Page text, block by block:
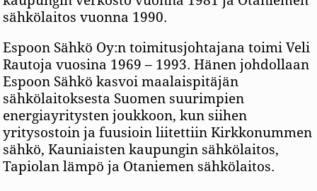
sähkölaitos vuonna 1990.
Espoon Sähkö Oy:n toimitusjohtajana toimi Veli
Rautoja vuosina 1969 – 1993. Hänen johdollaan
Espoon Sähkö kasvoi maalaispitäjän
sähkölaitoksesta Suomen suurimpien
energiayritysten joukkoon, kun siihen
yritysostoin ja fuusioin liitettiin Kirkkonummen
sähkö, Kauniaisten kaupungin sähkölaitos,
Tapiolan lämpö ja Otaniemen sähkölaitos.